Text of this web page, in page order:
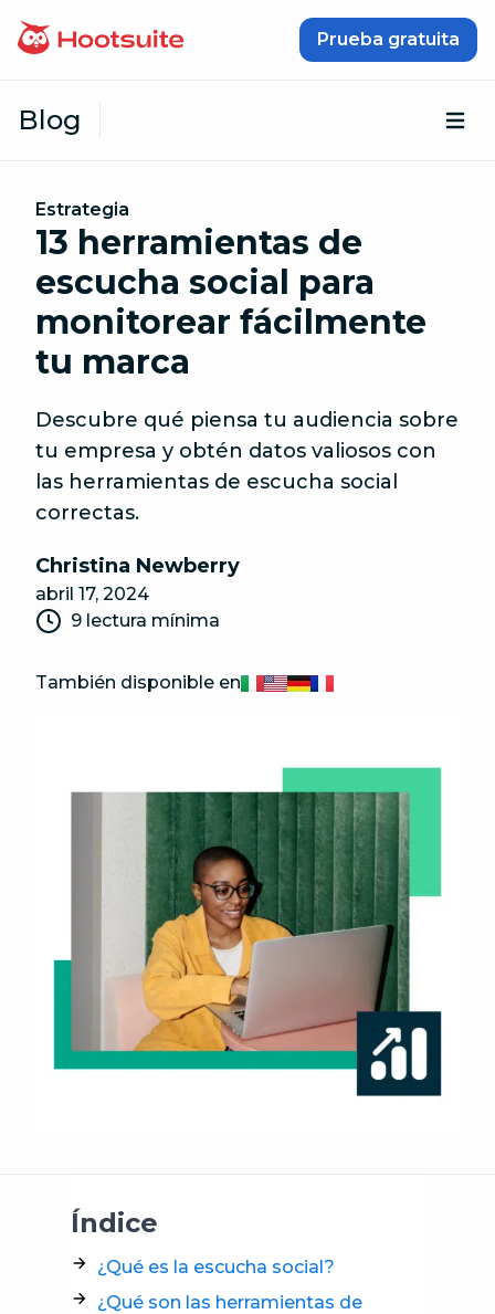
Prueba gratuita
Blog
Estrategia
13 herramientas de
escucha social para
monitorear fácilmente
tu marca
Descubre qué piensa tu audiencia sobre
tu empresa y obtén datos valiosos con
las herramientas de escucha social
correctas.
Christina Newberry
abril 17, 2024
9 lectura mínima
También disponible enItaliano
English
Deutsch
Français
Índice
¿Qué es la escucha social?
¿Qué son las herramientas de